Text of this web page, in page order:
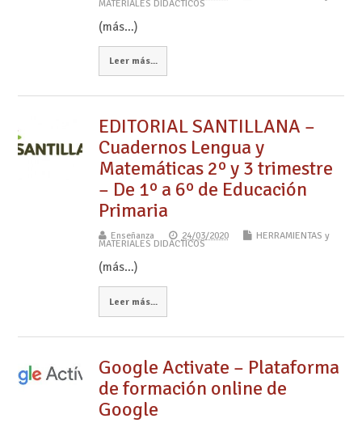
MATERIALES DIDÁCTICOS
(más…)
Leer más...
EDITORIAL SANTILLANA –
Cuadernos Lengua y
Matemáticas 2º y 3 trimestre
– De 1º a 6º de Educación
Primaria
Enseñanza 24/03/2020 HERRAMIENTAS y
MATERIALES DIDÁCTICOS
(más…)
Leer más...
Google Activate – Plataforma
de formación online de
Google